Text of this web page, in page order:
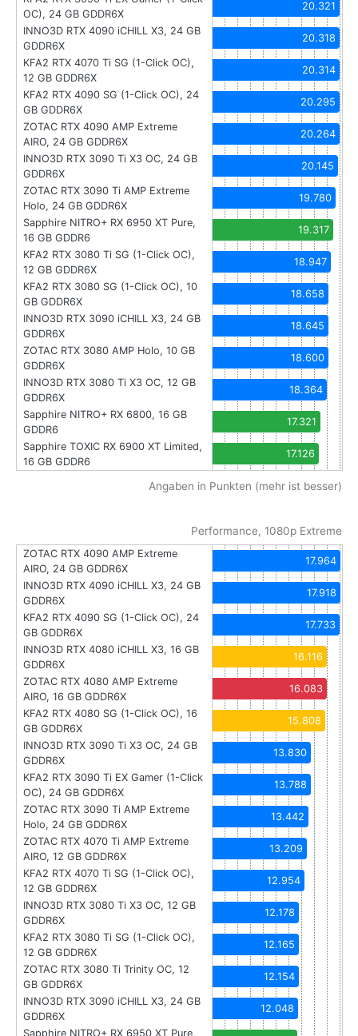
OC), 24 GB GDDR6X
20.321
INNO3D RTX 4090 iCHILL X3, 24 GB
GDDR6X
20.318
KFA2 RTX 4070 Ti SG (1-Click OC),
12 GB GDDR6X
20.314
KFA2 RTX 4090 SG (1-Click OC), 24
GB GDDR6X
20.295
ZOTAC RTX 4090 AMP Extreme
AIRO, 24 GB GDDR6X
20.264
INNO3D RTX 3090 Ti X3 OC, 24 GB
GDDR6X
20.145
ZOTAC RTX 3090 Ti AMP Extreme
Holo, 24 GB GDDR6X
19.780
Sapphire NITRO+ RX 6950 XT Pure,
16 GB GDDR6
19.317
KFA2 RTX 3080 Ti SG (1-Click OC),
12 GB GDDR6X
18.947
KFA2 RTX 3080 SG (1-Click OC), 10
GB GDDR6X
18.658
INNO3D RTX 3090 iCHILL X3, 24 GB
GDDR6X
18.645
ZOTAC RTX 3080 AMP Holo, 10 GB
GDDR6X
18.600
INNO3D RTX 3080 Ti X3 OC, 12 GB
GDDR6X
18.364
Sapphire NITRO+ RX 6800, 16 GB
GDDR6
17.321
Sapphire TOXIC RX 6900 XT Limited,
16 GB GDDR6
17.126
Angaben in Punkten (mehr ist besser)
Performance, 1080p Extreme
ZOTAC RTX 4090 AMP Extreme
AIRO, 24 GB GDDR6X
17.964
INNO3D RTX 4090 iCHILL X3, 24 GB
GDDR6X
17.918
KFA2 RTX 4090 SG (1-Click OC), 24
GB GDDR6X
17.733
INNO3D RTX 4080 iCHILL X3, 16 GB
GDDR6X
16.116
ZOTAC RTX 4080 AMP Extreme
AIRO, 16 GB GDDR6X
16.083
KFA2 RTX 4080 SG (1-Click OC), 16
GB GDDR6X
15.808
INNO3D RTX 3090 Ti X3 OC, 24 GB
GDDR6X
13.830
KFA2 RTX 3090 Ti EX Gamer (1-Click
OC), 24 GB GDDR6X
13.788
ZOTAC RTX 3090 Ti AMP Extreme
Holo, 24 GB GDDR6X
13.442
ZOTAC RTX 4070 Ti AMP Extreme
AIRO, 12 GB GDDR6X
13.209
KFA2 RTX 4070 Ti SG (1-Click OC),
12 GB GDDR6X
12.954
INNO3D RTX 3080 Ti X3 OC, 12 GB
GDDR6X
12.178
KFA2 RTX 3080 Ti SG (1-Click OC),
12 GB GDDR6X
12.165
ZOTAC RTX 3080 Ti Trinity OC, 12
GB GDDR6X
12.154
INNO3D RTX 3090 iCHILL X3, 24 GB
GDDR6X
12.048
Sapphire NITRO+ RX 6950 XT Pure,